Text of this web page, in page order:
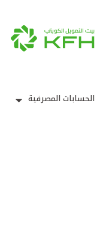
الحسابات المصرفية